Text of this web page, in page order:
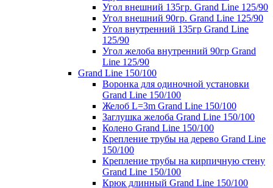
Угол внешний 135гр. Grand Line 125/90
Угол внешний 90гр. Grand Line 125/90
Угол внутренний 135гр Grand Line
125/90
Угол желоба внутренний 90гр Grand
Line 125/90
Grand Line 150/100
Воронка для одиночной установки
Grand Line 150/100
Желоб L=3m Grand Line 150/100
Заглушка желоба Grand Line 150/100
Колено Grand Line 150/100
Крепление трубы на дерево Grand Line
150/100
Крепление трубы на кирпичную стену
Grand Line 150/100
Крюк длинный Grand Line 150/100